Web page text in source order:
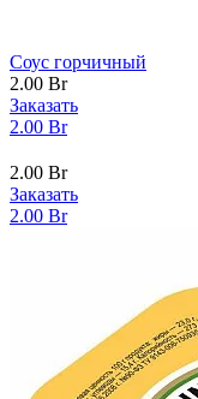
Соус горчичный
2.00 Br
Заказать
2.00 Br
2.00 Br
Заказать
2.00 Br